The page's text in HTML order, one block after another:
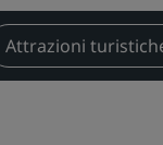
Attrazioni